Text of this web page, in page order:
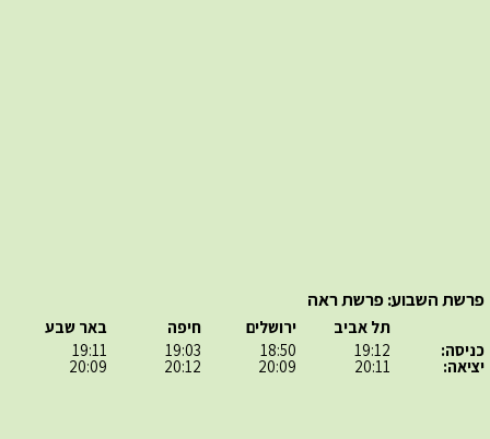
פרשת השבוע: פרשת ראה
כניסה:
יציאה:
תל אביב
19:12
20:11
ירושלים
18:50
20:09
חיפה
19:03
20:12
באר שבע
19:11
20:09